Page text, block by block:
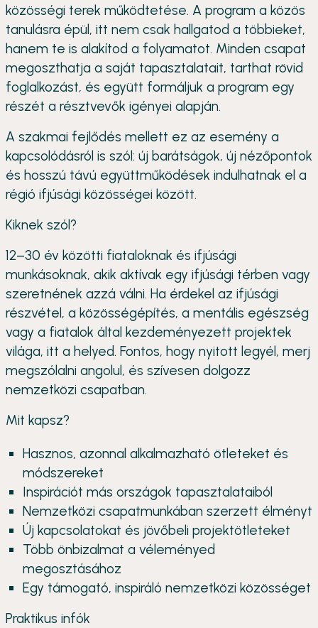
közösségi terek működtetése. A program a közös
tanulásra épül, itt nem csak hallgatod a többieket,
hanem te is alakítod a folyamatot. Minden csapat
megoszthatja a saját tapasztalatait, tarthat rövid
foglalkozást, és együtt formáljuk a program egy
részét a résztvevők igényei alapján.
A szakmai fejlődés mellett ez az esemény a
kapcsolódásról is szól: új barátságok, új nézőpontok
és hosszú távú együttműködések indulhatnak el a
régió ifjúsági közösségei között.
Kiknek szól?
12–30 év közötti fiataloknak és ifjúsági
munkásoknak, akik aktívak egy ifjúsági térben vagy
szeretnének azzá válni. Ha érdekel az ifjúsági
részvétel, a közösségépítés, a mentális egészség
vagy a fiatalok által kezdeményezett projektek
világa, itt a helyed. Fontos, hogy nyitott legyél, merj
megszólalni angolul, és szívesen dolgozz
nemzetközi csapatban.
Mit kapsz?
Hasznos, azonnal alkalmazható ötleteket és
módszereket
Inspirációt más országok tapasztalataiból
Nemzetközi csapatmunkában szerzett élményt
Új kapcsolatokat és jövőbeli projektötleteket
Több önbizalmat a véleményed
megosztásához
Egy támogató, inspiráló nemzetközi közösséget
Praktikus infók